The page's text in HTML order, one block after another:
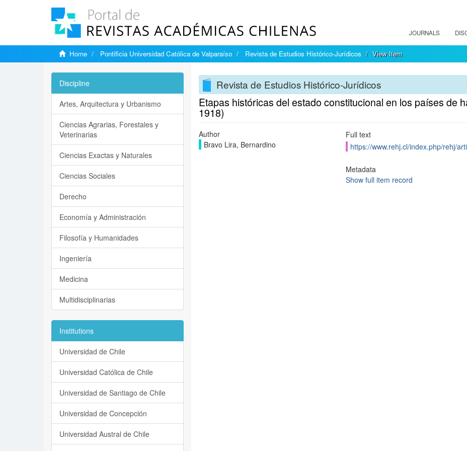
JOURNALS
Home Pontificia Universidad Católica de Valparaíso Revista de Estudios Histórico-Jurídicos View Item
Revista de Estudios Histórico-Jurídicos
Etapas históricas del estado constitucional en los países de
1918)
Author
Bravo Lira, Bernardino
Full text
https://www.rehj.cl/index.php/rehj/
Metadata
Show full item record
Discipline
Artes, Arquitectura y Urbanismo
Ciencias Agrarias, Forestales y
Veterinarias
Ciencias Exactas y Naturales
Ciencias Sociales
Derecho
Economía y Administración
Filosofía y Humanidades
Ingeniería
Medicina
Multidisciplinarias
Institutions
Universidad de Chile
Universidad Católica de Chile
Universidad de Santiago de Chile
Universidad de Concepción
Universidad Austral de Chile